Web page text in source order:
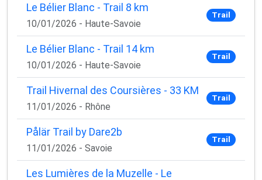
Le Bélier Blanc - Trail 8 km
10/01/2026 - Haute-Savoie
Trail
Le Bélier Blanc - Trail 14 km
10/01/2026 - Haute-Savoie
Trail
Trail Hivernal des Coursières - 33 KM
11/01/2026 - Rhône
Trail
Pålär Trail by Dare2b
11/01/2026 - Savoie
Trail
Les Lumières de la Muzelle - Le